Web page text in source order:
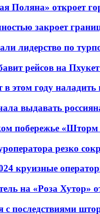
Поляна» откроет
закроет
лидерство по
рейсов на
в этом году
выдавать
побережье «Шторм
резко
круизные
на «Роза Хутор»
с последствиями